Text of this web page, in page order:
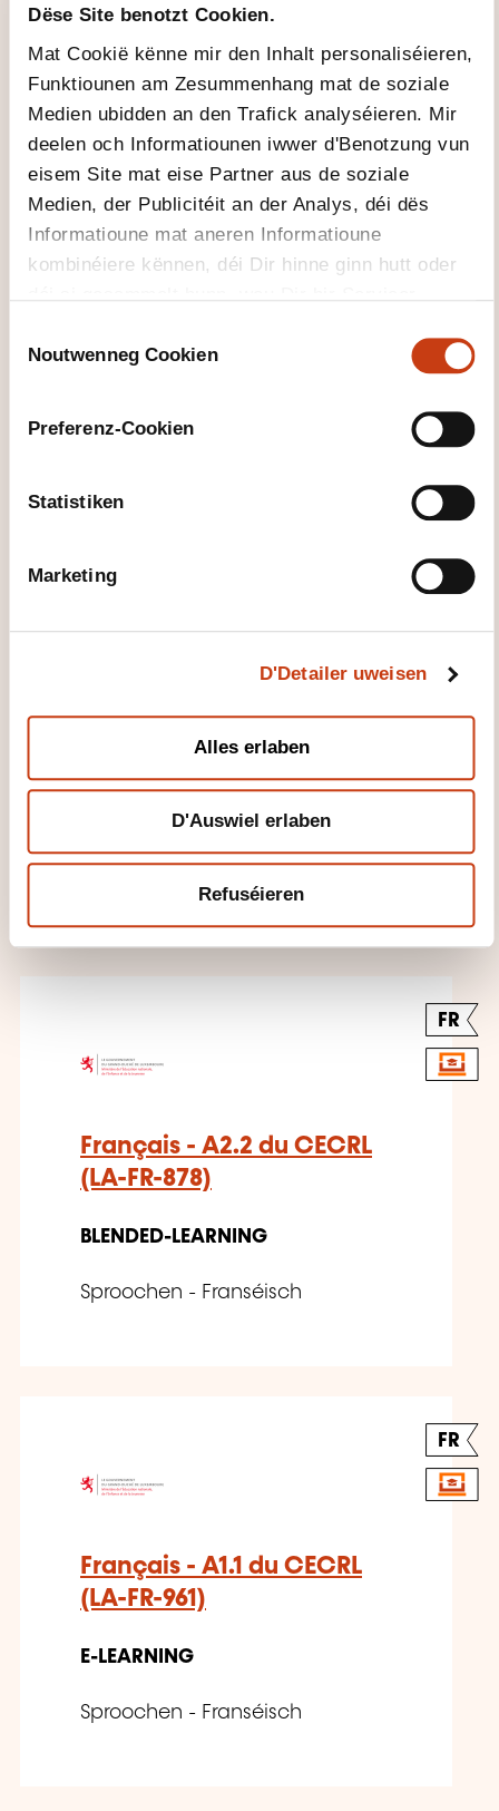
Dëse Site benotzt Cookien.
Mat Cookië kënne mir den Inhalt personaliséieren,
Funktiounen am Zesummenhang mat de soziale
Medien ubidden an den Trafick analyséieren. Mir
deelen och Informatiounen iwwer d'Benotzung vun
eisem Site mat eise Partner aus de soziale
Medien, der Publicitéit an der Analys, déi dës
Informatioune mat aneren Informatioune
kombinéiere kënnen, déi Dir hinne ginn hutt oder
déi si gesammelt hunn, wou Dir hir Servicer
Noutwenneg Cookien
Preferenz-Cookien
Statistiken
Marketing
D'Detailer uweisen
Alles erlaben
D'Auswiel erlaben
Refuséieren
d'Formatiounsinstitut
kontaktéieren?
Lynn Mainz
couso@lcd.lu
Méi iwwer den Formatiounsinstitut:
Ministère de l'Éducation nationale, de
l'Enfance et de la Jeunesse
DËS FORMATIOUNE KÉINTEN
DE
citoyenneté - A2.3 du
CECRL (LA-DE-116)
E-LEARNING
Sproochen - Däitsch
FR
Français - A2.2 du CECRL
(LA-FR-878)
BLENDED-LEARNING
Sproochen - Franséisch
FR
Français - A1.1 du CECRL
(LA-FR-961)
E-LEARNING
Sproochen - Franséisch